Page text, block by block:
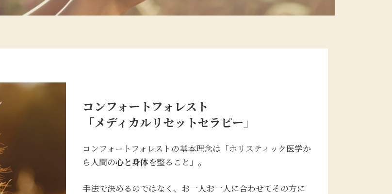
コンフォートフォレスト
「メディカルリセットセラピー」
コンフォートフォレストの基本理念は「ホリスティック医学か
ら人間の心と身体を整ること」。
手法で決めるのではなく、お一人お一人に合わせてその方に